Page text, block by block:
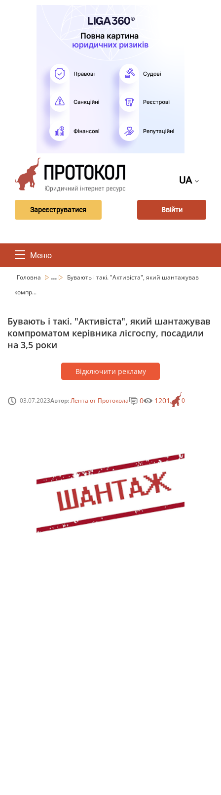
UA
Зареєструватися Ввійти
Меню
Головна ...
Бувають і такі. "Активіста", який шантажував
компр...
Бувають і такі. "Активіста", який шантажував
компроматом керівника лісгоспу, посадили
на 3,5 роки
Відключити рекламу
03.07.2023Автор:Лента от Протокола 0
0 1201